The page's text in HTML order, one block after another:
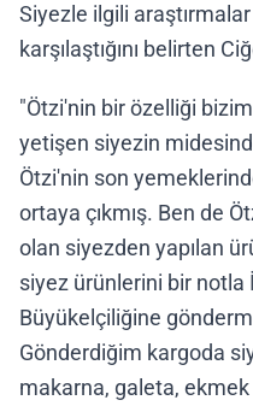
Siyezle ilgili
karşılaştığını belirten
"Ötzi'nin bir özelliği
yetişen siyezin
Ötzi'nin son
ortaya çıkmış. Ben de
olan siyezden yapılan
siyez ürünlerini bir notla
Büyükelçiliğine
Gönderdiğim kargoda
makarna, galeta,